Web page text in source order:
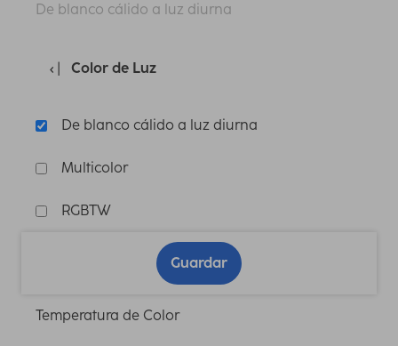
De blanco cálido a luz diurna
Color de Luz
De blanco cálido a luz diurna
Multicolor
RGBTW
Guardar
Temperatura de Color